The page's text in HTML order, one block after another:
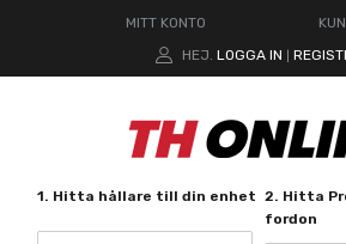
MITT KONTO
HEJ. LOGGA IN
1. Hitta hållare till din enhet 2. Hitta
fordon